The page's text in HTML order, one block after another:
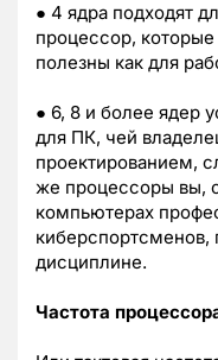
● 4 ядра подходят
процессор,
полезны как для
● 6, 8 и более ядер
для ПК, чей
проектированием,
же процессоры вы,
компьютерах
киберспортсменов,
дисциплине.
Частота